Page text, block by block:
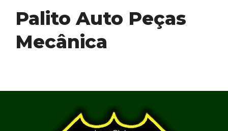
Palito Auto Peças
Mecânica